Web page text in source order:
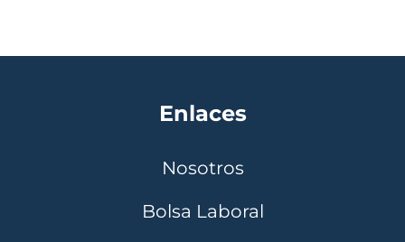
Enlaces
Nosotros
Bolsa Laboral